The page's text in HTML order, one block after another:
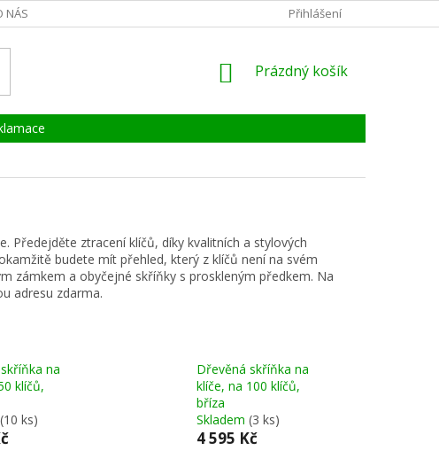
NÁS ZÁRUKA, SERVIS, REKLAMACEPřihlášení
NÁKUPNÍ
Prázdný košík
Předejděte ztracení klíčů, díky kvalitních a stylových
budete mít přehled, který z klíčů není na svém
zámkem a obyčejné skříňky s proskleným předkem. Na
adresu zdarma.
na
klíčů,
(10 ks)
Dřevěná skříňka na
klíče, na 100 klíčů,
bříza
Skladem (3 ks)
4 595 Kč